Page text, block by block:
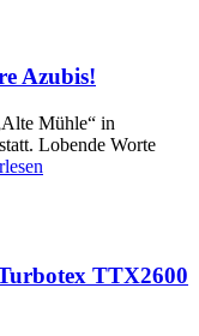
Azubis!
Mühle“ in
Lobende Worte
TTX2600